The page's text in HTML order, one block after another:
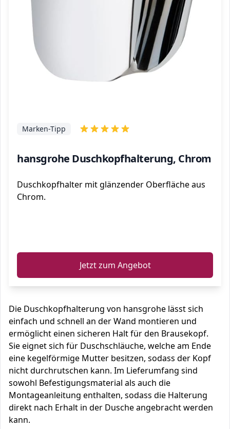
hansgrohe Duschkopfhalterung, Chrom
Marken-Tipp
Duschkopfhalter mit glänzender Oberfläche aus
Chrom.
Jetzt zum Angebot
Die Duschkopfhalterung von hansgrohe lässt sich
einfach und schnell an der Wand montieren und
ermöglicht einen sicheren Halt für den Brausekopf.
Sie eignet sich für Duschschläuche, welche am Ende
eine kegelförmige Mutter besitzen, sodass der Kopf
nicht durchrutschen kann. Im Lieferumfang sind
sowohl Befestigungsmaterial als auch die
Montageanleitung enthalten, sodass die Halterung
direkt nach Erhalt in der Dusche angebracht werden
kann.